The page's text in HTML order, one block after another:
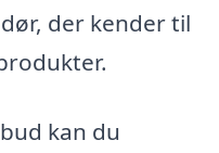
der kender til
kan du